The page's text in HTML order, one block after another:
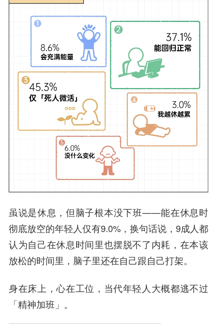
虽说是休息，但脑子根本没下班——能在休息时
彻底放空的年轻人仅有9.0%，换句话说，9成人都
认为自己在休息时间里也摆脱不了内耗，在本该
放松的时间里，脑子里还在自己跟自己打架。
身在床上，心在工位，当代年轻人大概都逃不过
「精神加班」。